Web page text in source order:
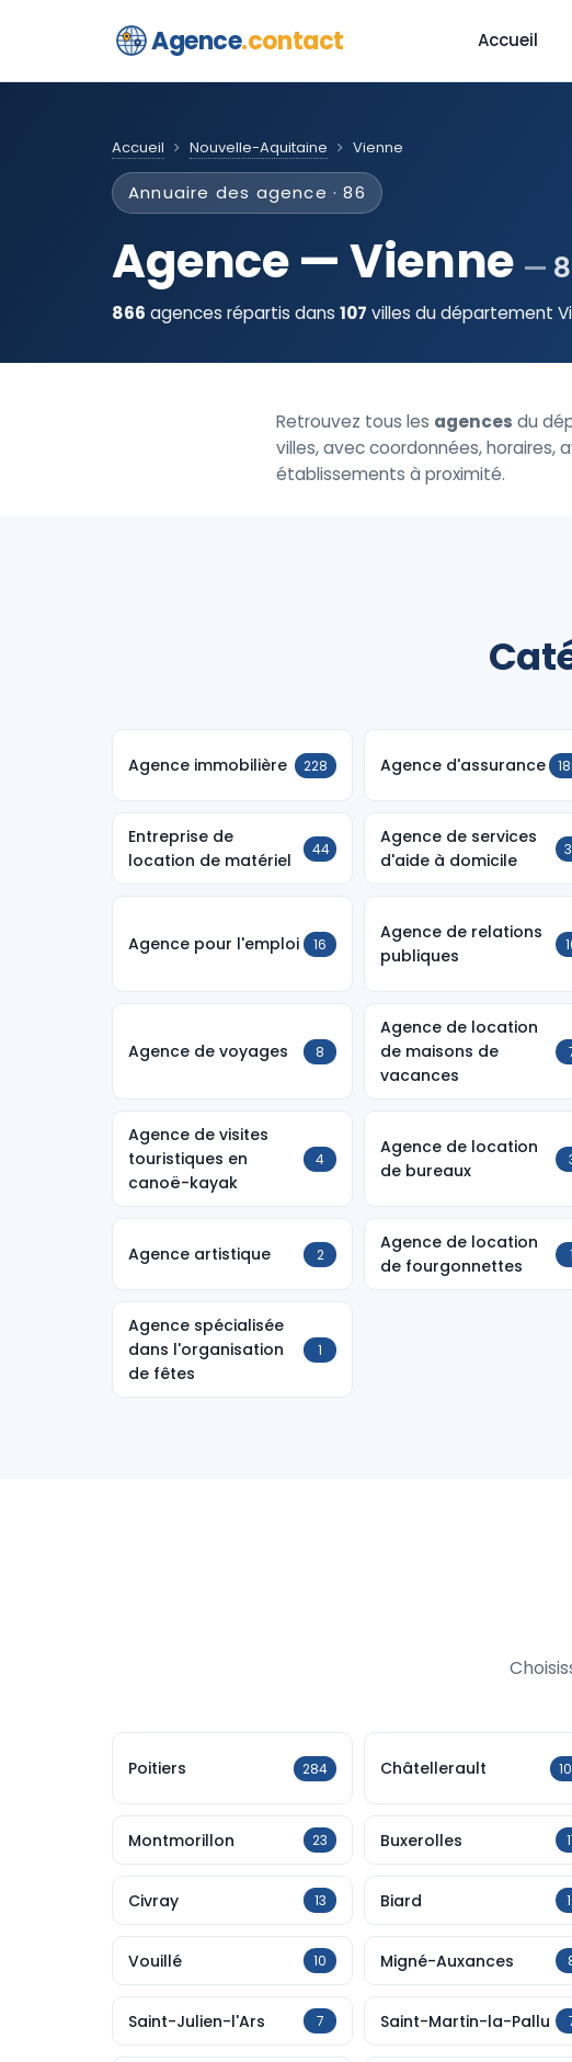
Agence.contact Accueil
Accueil Nouvelle-Aquitaine Vienne
Annuaire des agence · 86
Agence — Vienne
866 agences répartis dans 107 villes du département
Retrouvez tous les agences du
villes, avec coordonnées, horaires,
établissements à proximité.
Agence immobilière 228 Agence d'assurance
Entreprise de
location de matériel
44
Agence de services
d'aide à domicile
Agence pour l'emploi 16
Agence de relations
publiques
Agence de voyages 8
Agence de location
de maisons de
vacances
Agence de visites
touristiques en
canoë-kayak
4
Agence de location
de bureaux
Agence artistique 2
Agence de location
de fourgonnettes
1
Agence spécialisée
dans l'organisation
de fêtes
1
Poitiers 284 Châtellerault
Montmorillon 23 Buxerolles
Civray 13 Biard
Vouillé 10 Migné-Auxances
Saint-Julien-l'Ars 7 Saint-Martin-la-Pallu